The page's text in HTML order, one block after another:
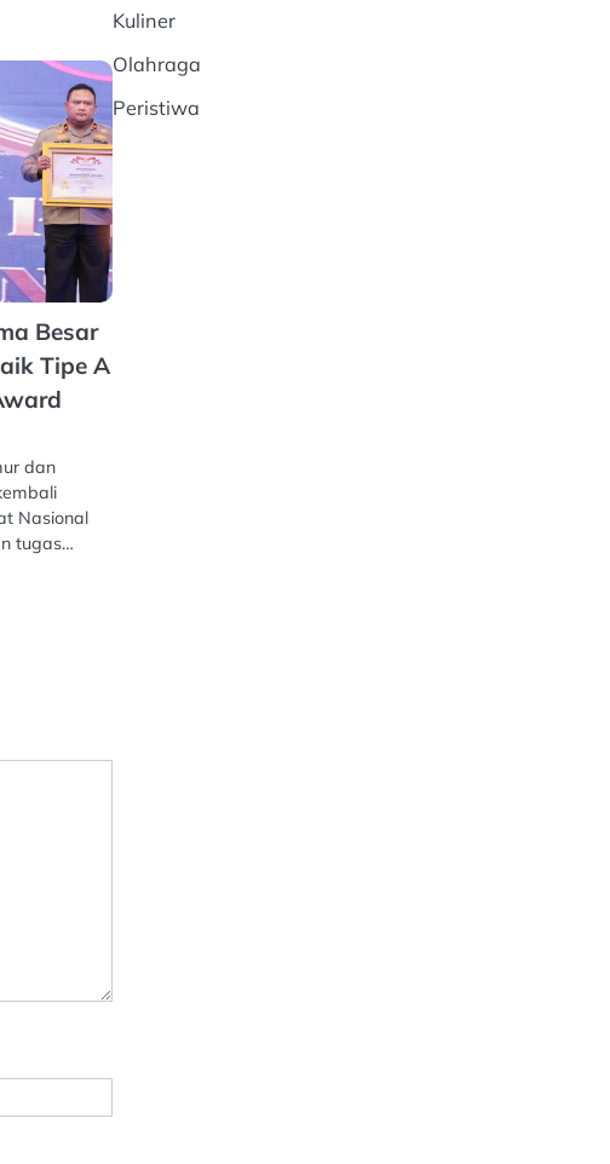
Besar
Tipe A
dan
Nasional
tugas…
Kuliner
Olahraga
Peristiwa